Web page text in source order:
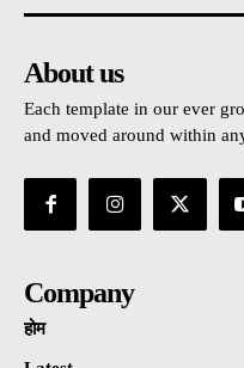
About us
Each template in our ever
and moved around within
Company
होम